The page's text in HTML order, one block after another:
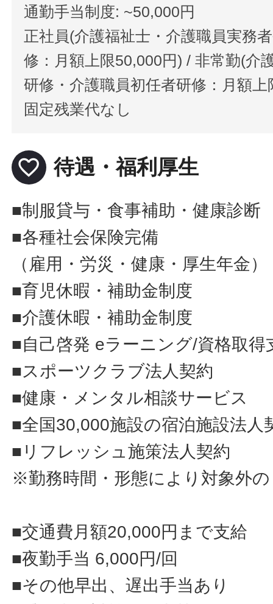
通勤手当制度: ~50,000円
正社員(介護福祉士・介護職員実務
修：月額上限50,000円) / 非常勤(介
研修・介護職員初任者研修：月額上
固定残業代なし
favorite_border 待遇・福利厚生
■制服貸与・食事補助・健康診断
■各種社会保険完備
（雇用・労災・健康・厚生年金）
■育児休暇・補助金制度
■介護休暇・補助金制度
■自己啓発 eラーニング/資格取得
■スポーツクラブ法人契約
■健康・メンタル相談サービス
■全国30,000施設の宿泊施設法人
■リフレッシュ施策法人契約
※勤務時間・形態により対象外
■交通費月額20,000円まで支給
■夜勤手当 6,000円/回
■その他早出、遅出手当あり